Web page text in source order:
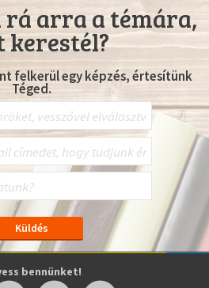
arra a témára,
kerestél?
felkerül egy képzés, értesítünk
Téged.
bennünket!